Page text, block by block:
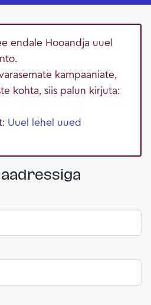
endale Hooandja uuel
kampaaniate,
kohta, siis palun kirjuta:
Uuel lehel uued